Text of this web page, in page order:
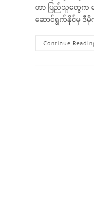
တာ ပြည်သူတွေက ရွ
ဆောင်ရွက်နိုင်မှ ဒီ
Continue